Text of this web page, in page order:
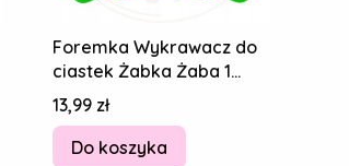
Foremka Wykrawacz do
ciastek Żabka Żaba 1
8cm
Cena
13,99 zł
Do koszyka